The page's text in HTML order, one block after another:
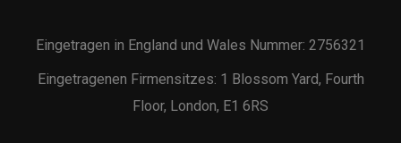
Eingetragen in England und Wales Nummer: 2756321
Eingetragenen Firmensitzes: 1 Blossom Yard, Fourth
Floor, London, E1 6RS